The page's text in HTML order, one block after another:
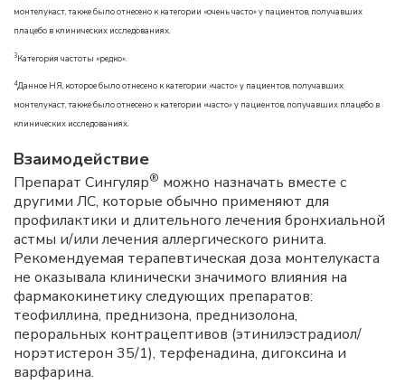
монтелукаст, также было отнесено к категории «очень часто» у пациентов, получавших
плацебо в клинических исследованиях.
3Категория частоты «редко».
4Данное НЯ, которое было отнесено к категории «часто» у пациентов, получавших
монтелукаст, также было отнесено к категории «часто» у пациентов, получавших плацебо в
клинических исследованиях.
Взаимодействие
Препарат Сингуляр® можно назначать вместе с
другими ЛС, которые обычно применяют для
профилактики и длительного лечения бронхиальной
астмы и/или лечения аллергического ринита.
Рекомендуемая терапевтическая доза монтелукаста
не оказывала клинически значимого влияния на
фармакокинетику следующих препаратов:
теофиллина, преднизона, преднизолона,
пероральных контрацептивов (этинилэстрадиол/
норэтистерон 35/1), терфенадина, дигоксина и
варфарина.